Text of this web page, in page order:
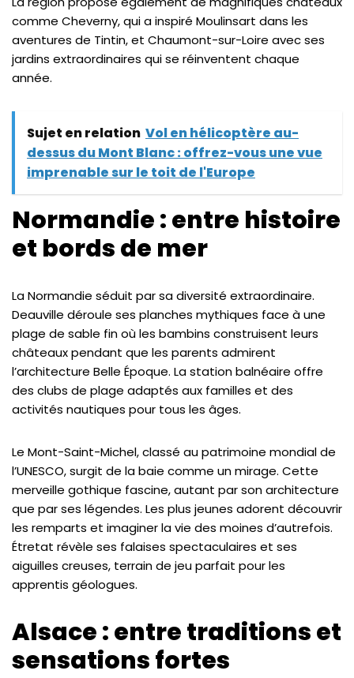
comme Cheverny, qui a inspiré Moulinsart dans les
aventures de Tintin, et Chaumont-sur-Loire avec ses
jardins extraordinaires qui se réinventent chaque
année.
Sujet en relation Vol en hélicoptère au-
dessus du Mont Blanc : offrez-vous une vue
imprenable sur le toit de l'Europe
Normandie : entre histoire
et bords de mer
La Normandie séduit par sa diversité extraordinaire.
Deauville déroule ses planches mythiques face à une
plage de sable fin où les bambins construisent leurs
châteaux pendant que les parents admirent
l’architecture Belle Époque. La station balnéaire offre
des clubs de plage adaptés aux familles et des
activités nautiques pour tous les âges.
Le Mont-Saint-Michel, classé au patrimoine mondial de
l’UNESCO, surgit de la baie comme un mirage. Cette
merveille gothique fascine, autant par son architecture
que par ses légendes. Les plus jeunes adorent découvrir
les remparts et imaginer la vie des moines d’autrefois.
Étretat révèle ses falaises spectaculaires et ses
aiguilles creuses, terrain de jeu parfait pour les
apprentis géologues.
Alsace : entre traditions et
sensations fortes